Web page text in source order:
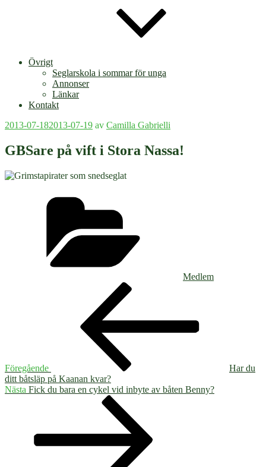
Övrigt
Seglarskola i sommar för unga
Annonser
Länkar
Kontakt
Publicerat
2013-07-182013-07-19 av Camilla Gabrielli
GBSare på vift i Stora Nassa!
Medlem
Inläggsnavigering
Föregående
Har du
ditt båtsläp på Kaanan kvar?
Nästa
Nästa Fick du bara en cykel vid inbyte av båten Benny?